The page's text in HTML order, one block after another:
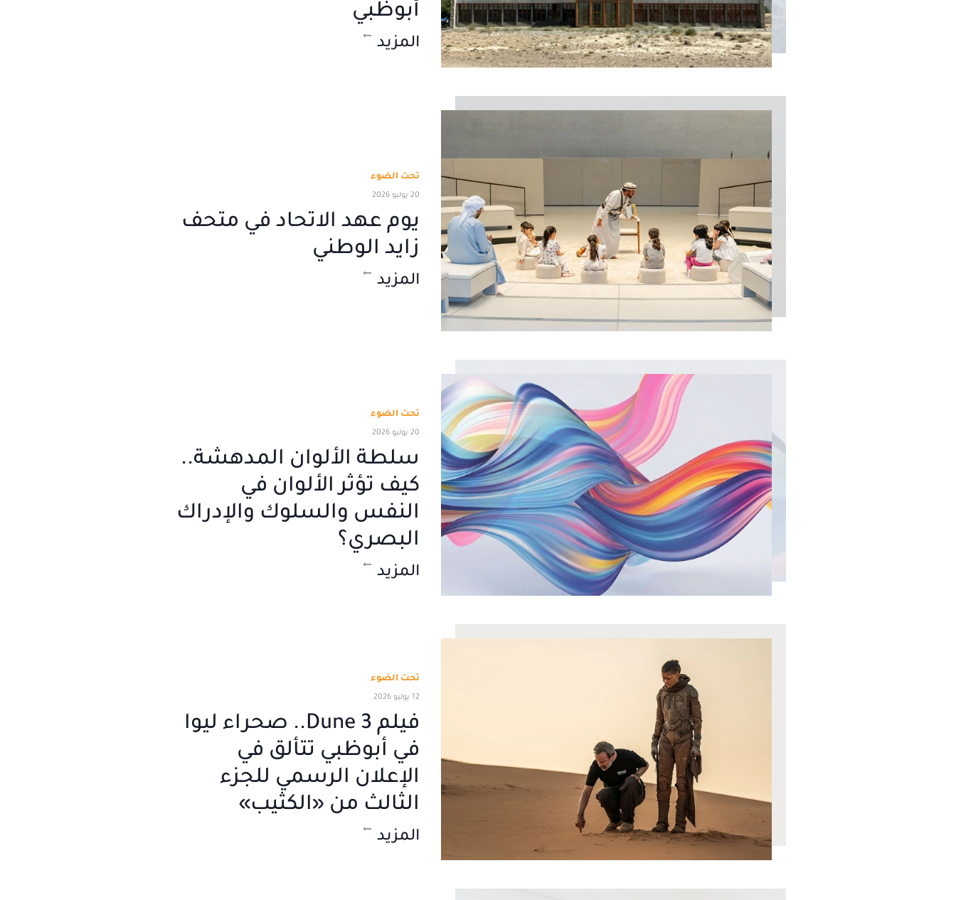
أبوظبي
المزيد
تحت الضوء
20 يوليو 2026
يوم عهد الاتحاد في متحف
زايد الوطني
المزيد
تحت الضوء
20 يوليو 2026
سلطة الألوان المدهشة..
كيف تؤثر الألوان في
النفس والسلوك والإدراك
البصري؟
المزيد
تحت الضوء
12 يوليو 2026
فيلم Dune 3.. صحراء ليوا
في أبوظبي تتألق في
الإعلان الرسمي للجزء
الثالث من «الكثيب»
المزيد